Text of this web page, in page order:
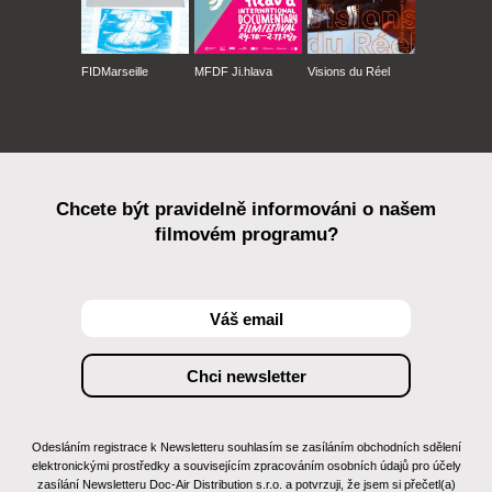
FIDMarseille MFDF Ji.hlava Visions du Réel
Chcete být pravidelně informováni o našem
filmovém programu?
Odesláním registrace k Newsletteru souhlasím se zasíláním obchodních sdělení
elektronickými prostředky a souvisejícím zpracováním osobních údajů pro účely
zasílání Newsletteru Doc-Air Distribution s.r.o. a potvrzuji, že jsem si přečetl(a)